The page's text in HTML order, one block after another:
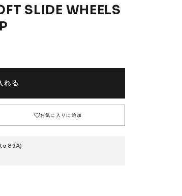
SLIDE WHEELS
れる
お気に入りに追加
89A)